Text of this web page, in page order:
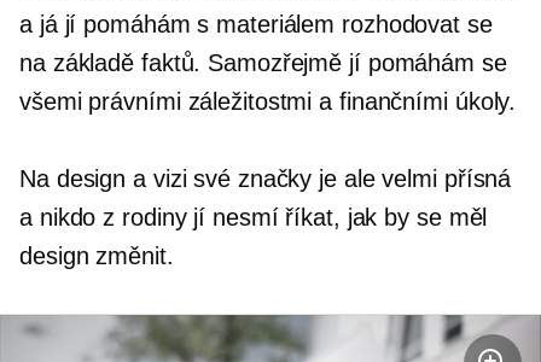
a já jí pomáhám s materiálem rozhodovat se
na základě faktů. Samozřejmě jí pomáhám se
všemi právními záležitostmi a finančními úkoly.
Na design a vizi své značky je ale velmi přísná
a nikdo z rodiny jí nesmí říkat, jak by se měl
design změnit.